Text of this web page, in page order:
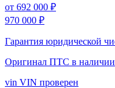
от 692 000 ₽
970 000 ₽
Гарантия юридической
Оригинал ПТС в наличии
vin VIN проверен